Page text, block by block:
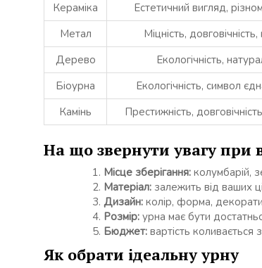
Кераміка
Естетичний вигляд,
Метал
Міцність,
Дерево
Екологічність,
Біоурна
Екологічність, символ
Камінь
Престижність,
На що звернути увагу при
Місце зберігання: колумбарій,
Матеріал: залежить від ваших
Дизайн: колір, форма,
Розмір: урна має бути
Бюджет: вартість коливається
Як обрати ідеальну урну